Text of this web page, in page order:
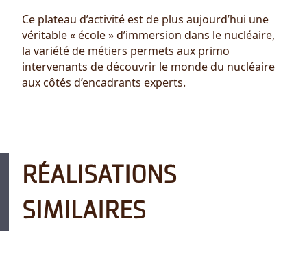
Ce plateau d’activité est de plus aujourd’hui une
véritable « école » d’immersion dans le nucléaire,
la variété de métiers permets aux primo
intervenants de découvrir le monde du nucléaire
aux côtés d’encadrants experts.
RÉALISATIONS
SIMILAIRES